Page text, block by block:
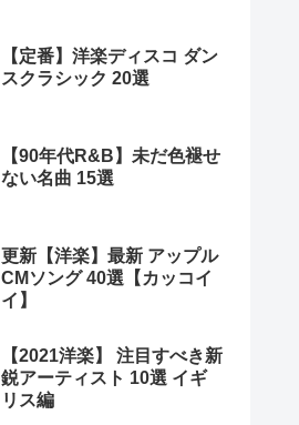
【定番】洋楽ディスコ ダン
スクラシック 20選
【90年代R&B】未だ色褪せ
ない名曲 15選
更新【洋楽】最新 アップル
CMソング 40選【カッコイ
イ】
【2021洋楽】 注目すべき新
鋭アーティスト 10選 イギ
リス編